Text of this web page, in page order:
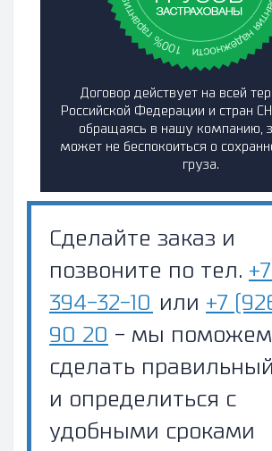
Договор действует на всей
Российской Федерации и стран
обращаясь в нашу компанию,
может не беспокоиться о
груза.
Сделайте заказ и
позвоните по тел.
394-32-10 или +7
90 20 - мы поможем
сделать
и определиться с
удобными сроками